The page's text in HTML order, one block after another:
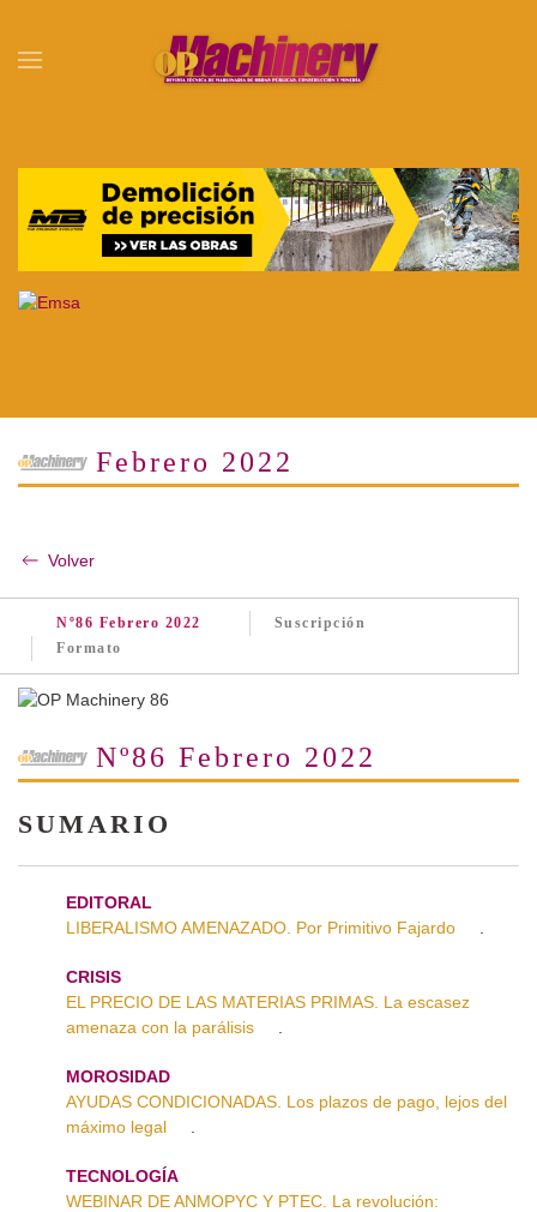
Skip to main content
Febrero 2022
Volver
Nº86 Febrero 2022
Suscripción
Formato
Nº86 Febrero 2022
SUMARIO
EDITORAL
LIBERALISMO AMENAZADO. Por Primitivo Fajardo
CRISIS
EL PRECIO DE LAS MATERIAS PRIMAS. La escasez
amenaza con la parálisis
MOROSIDAD
AYUDAS CONDICIONADAS. Los plazos de pago, lejos del
máximo legal
TECNOLOGÍA
WEBINAR DE ANMOPYC Y PTEC. La revolución: